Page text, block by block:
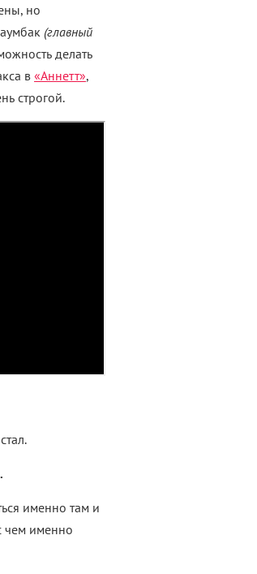
но
(главный
делать
в «Аннетт»,
строгой.
именно там и
чем именно